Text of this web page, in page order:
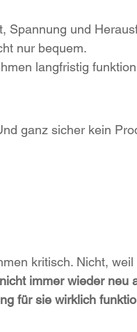
Spannung und
nur bequem.
langfristig
ganz sicher kein
kritisch. Nicht,
nicht immer wieder neu
für sie wirklich